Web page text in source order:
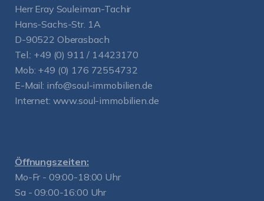
Herr Eray Souleiman-Tachir
Hans-Sachs-Str. 1A
D-90522 Oberasbach
Tel.: +49 (0) 911 / 14423170
Mob: +49 (0) 176 72554732
E-Mail: info@soul-immobilien.de
Internet: www.soul-immobilien.de
Öffnungszeiten:
Mo-Fr - 09:00-18:00 Uhr
Sa - 09:00-16:00 Uhr